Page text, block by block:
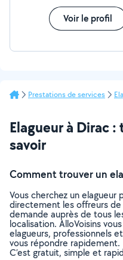
Voir le profil
Prestations de services
Elagueur à Dirac
savoir
Comment trouver un
Vous cherchez un elagueur
directement les offreurs
demande auprès de tous
localisation. AlloVoisins
elagueurs, professionnels
vous répondre rapidement.
C’est gratuit, simple et